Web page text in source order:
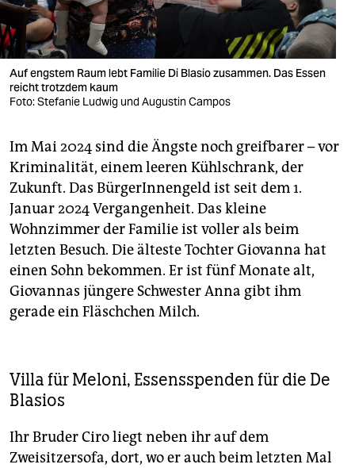
Auf engstem Raum lebt Familie Di Blasio zusammen. Das Essen
reicht trotzdem kaum
Foto: Stefanie Ludwig und Augustin Campos
Im Mai 2024 sind die Ängste noch greifbarer – vor
Kriminalität, einem leeren Kühlschrank, der
Zukunft. Das BürgerInnengeld ist seit dem 1.
Januar 2024 Vergangenheit. Das kleine
Wohnzimmer der Familie ist voller als beim
letzten Besuch. Die älteste Tochter Giovanna hat
einen Sohn bekommen. Er ist fünf Monate alt,
Giovannas jüngere Schwester Anna gibt ihm
gerade ein Fläschchen Milch.
Villa für Meloni, Essensspenden für die De
Blasios
Ihr Bruder Ciro liegt neben ihr auf dem
Zweisitzersofa, dort, wo er auch beim letzten Mal